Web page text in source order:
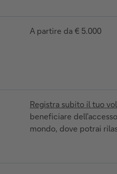
A partire da € 5.000
Registra subito il tuo
beneficiare
mondo, dove potrai